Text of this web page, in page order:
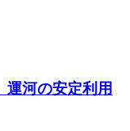
河の安定利用